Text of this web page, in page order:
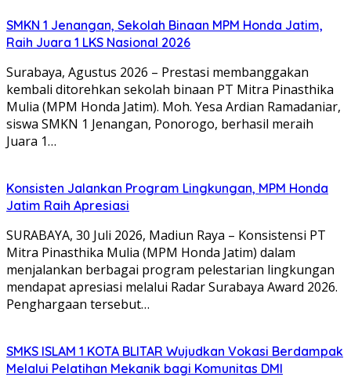
SMKN 1 Jenangan, Sekolah Binaan MPM Honda Jatim,
Raih Juara 1 LKS Nasional 2026
Surabaya, Agustus 2026 – Prestasi membanggakan
kembali ditorehkan sekolah binaan PT Mitra Pinasthika
Mulia (MPM Honda Jatim). Moh. Yesa Ardian Ramadaniar,
siswa SMKN 1 Jenangan, Ponorogo, berhasil meraih
Juara 1…
Konsisten Jalankan Program Lingkungan, MPM Honda
Jatim Raih Apresiasi
SURABAYA, 30 Juli 2026, Madiun Raya – Konsistensi PT
Mitra Pinasthika Mulia (MPM Honda Jatim) dalam
menjalankan berbagai program pelestarian lingkungan
mendapat apresiasi melalui Radar Surabaya Award 2026.
Penghargaan tersebut…
SMKS ISLAM 1 KOTA BLITAR Wujudkan Vokasi Berdampak
Melalui Pelatihan Mekanik bagi Komunitas DMI